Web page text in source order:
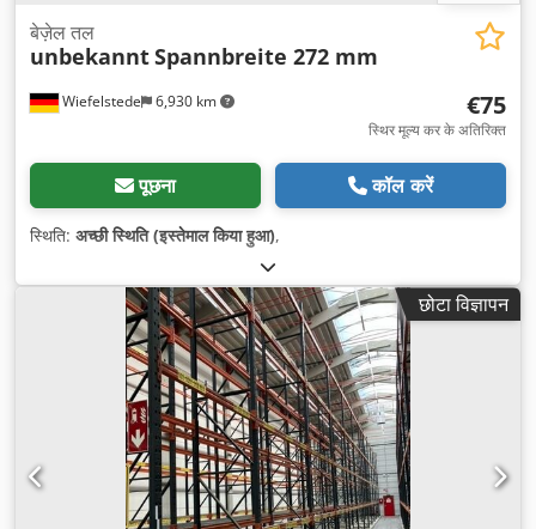
Wiefelstede 6,930 km
बेज़ेल तल
unbekanntSpannbreite 272 mm
€75
स्थिर मूल्य कर के अतिरिक्त
पूछना कॉल करें
स्थिति: अच्छी स्थिति (इस्तेमाल किया हुआ),
छोटा विज्ञापन